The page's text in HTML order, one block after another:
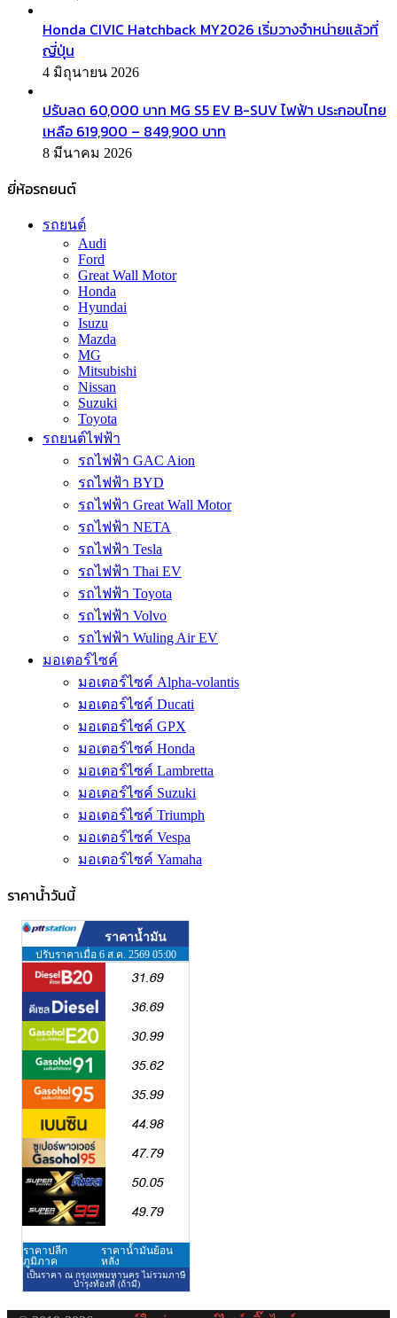
Honda CIVIC Hatchback MY2026 เริ่มวางจำหน่ายแล้วที่
ญี่ปุ่น
4 มิถุนายน 2026
ปรับลด 60,000 บาท MG S5 EV B-SUV ไฟฟ้า ประกอบไทย
เหลือ 619,900 – 849,900 บาท
8 มีนาคม 2026
ยี่ห้อรถยนต์
รถยนต์
Audi
Ford
Great Wall Motor
Honda
Hyundai
Isuzu
Mazda
MG
Mitsubishi
Nissan
Suzuki
Toyota
รถยนต์ไฟฟ้า
รถไฟฟ้า GAC Aion
รถไฟฟ้า BYD
รถไฟฟ้า Great Wall Motor
รถไฟฟ้า NETA
รถไฟฟ้า Tesla
รถไฟฟ้า Thai EV
รถไฟฟ้า Toyota
รถไฟฟ้า Volvo
รถไฟฟ้า Wuling Air EV
มอเตอร์ไซค์
มอเตอร์ไซค์ Alpha-volantis
มอเตอร์ไซค์ Ducati
มอเตอร์ไซค์ GPX
มอเตอร์ไซค์ Honda
มอเตอร์ไซค์ Lambretta
มอเตอร์ไซค์ Suzuki
มอเตอร์ไซค์ Triumph
มอเตอร์ไซค์ Vespa
มอเตอร์ไซค์ Yamaha
ราคาน้ำวันนี้